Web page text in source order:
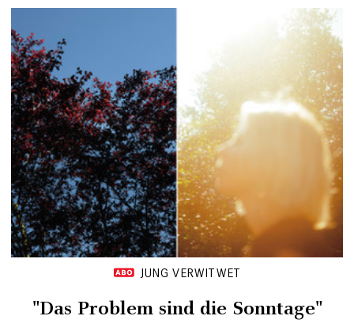
JUNG VERWITWET
"Das Problem sind die Sonntage"